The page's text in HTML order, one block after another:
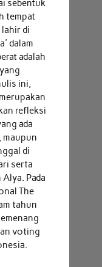
sebentuk
tempat
di
dalam
adalah
ini,
refleksi
ada
maupun
di
serta
Pada
The
tahun
voting